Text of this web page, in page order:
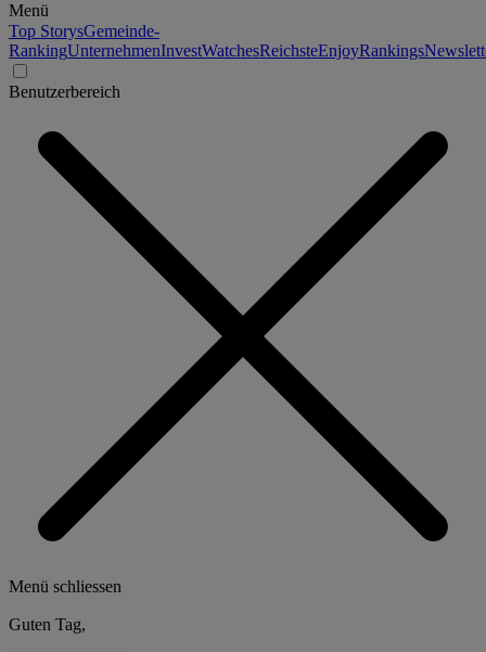
Menü
Top StorysGemeinde-
RankingUnternehmenInvestWatchesReichsteEnjoyRankings
Benutzerbereich
Menü schliessen
Guten Tag,